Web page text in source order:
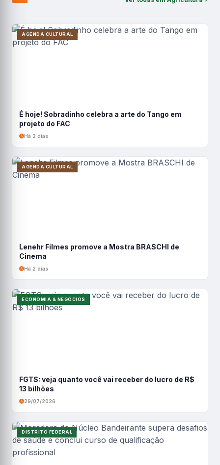
AGENDA CULTURAL
É hoje! Sobradinho celebra a arte do Tango em
projeto do FAC
Há 2 dias
AGENDA CULTURAL
Lenehr Filmes promove a Mostra BRASCHI de
Cinema
Há 2 dias
ECONOMIA & NEGÓCIOS
FGTS: veja quanto você vai receber do lucro de R$
13 bilhões
29/07/2026
DISTRITO FEDERAL